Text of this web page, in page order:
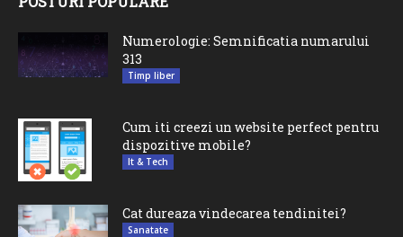
Numerologie: Semnificatia numarului
313
Timp liber
Cum iti creezi un website perfect pentru
dispozitive mobile?
It & Tech
Cat dureaza vindecarea tendinitei?
Sanatate